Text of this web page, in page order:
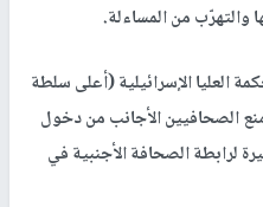
والتهرّب من المساءلة.
العليا الإسرائيلية (أعلى سلطة
الصحافيين الأجانب من دخول
لرابطة الصحافة الأجنبية في